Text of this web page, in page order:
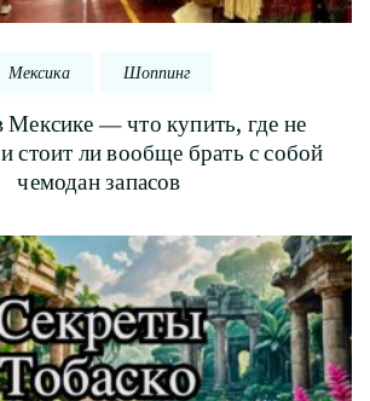
Мексика Шоппинг
— что купить, где не
стоит ли вообще брать с собой
чемодан запасов